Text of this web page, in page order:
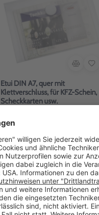
Etui DIN A7, quer mit
Klettverschluss, für KFZ-Schein,
Scheckkarten usw.
ab 0,39 € 20-25 Werktage